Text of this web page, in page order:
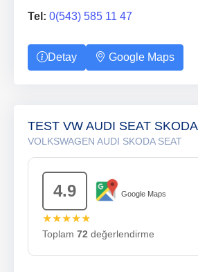
Tel: 0(543) 585 11 47
Detay Google Maps
TEST VW AUDI SEAT
VOLKSWAGEN AUDI SKODA SEAT
4.9 Google Maps
★★★★★
Toplam 72 değerlendirme